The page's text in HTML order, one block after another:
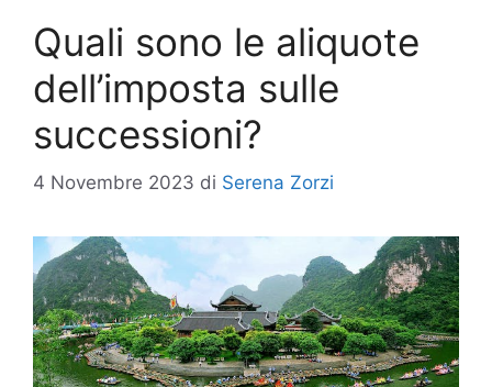
Quali sono le aliquote
dell’imposta sulle
successioni?
4 Novembre 2023 di Serena Zorzi